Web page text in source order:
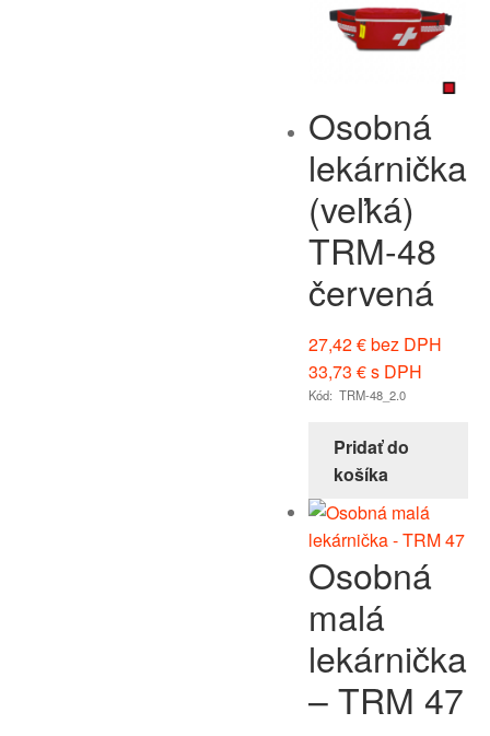
Osobná
lekárnička
(veľká)
TRM-48
červená
27,42€bez DPH
33,73 €s DPH
Kód: TRM-48_2.0
Pridať do
košíka
Osobná
malá
lekárnička
– TRM 47